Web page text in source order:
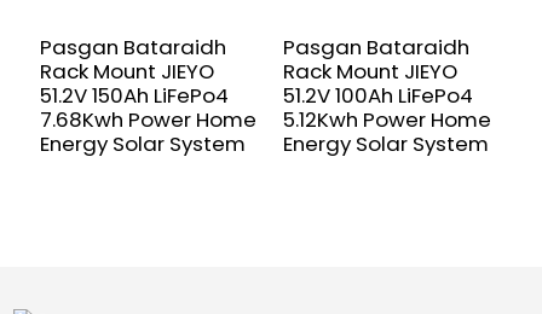
Pasgan Bataraidh
Rack Mount JIEYO
51.2V 150Ah LiFePo4
7.68Kwh Power Home
Energy Solar System
Pasgan Bataraidh
Rack Mount JIEYO
51.2V 100Ah LiFePo4
5.12Kwh Power Home
Energy Solar System